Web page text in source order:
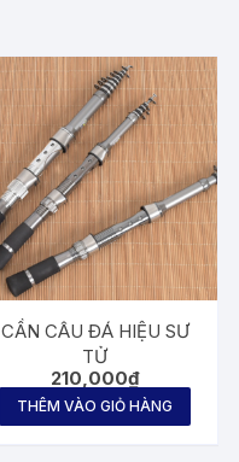
CẦN CÂU ĐÁ HIỆU SƯ
TỬ
210,000₫
THÊM VÀO GIỎ HÀNG